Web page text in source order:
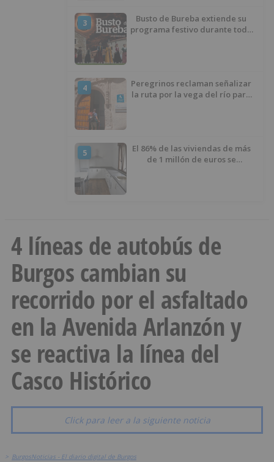
3
Busto de Bureba extiende su
programa festivo durante todo
4
Peregrinos reclaman señalizar
la ruta por la vega del río para
5
El 86% de las viviendas de más
de 1 millón de euros se
4 líneas de autobús de
Burgos cambian su
recorrido por el asfaltado
en la Avenida Arlanzón y
se reactiva la línea del
Casco Histórico
Click para leer a la siguiente noticia
> BurgosNoticias - El diario digital de Burgos